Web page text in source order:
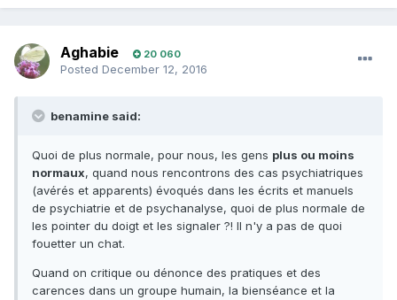
Aghabie 20 060
Posted December 12, 2016
benamine said:
Quoi de plus normale, pour nous, les gens plus ou moins
normaux, quand nous rencontrons des cas psychiatriques
(avérés et apparents) évoqués dans les écrits et manuels
de psychiatrie et de psychanalyse, quoi de plus normale de
les pointer du doigt et les signaler ?! Il n'y a pas de quoi
fouetter un chat.
Quand on critique ou dénonce des pratiques et des
carences dans un groupe humain, la bienséance et la